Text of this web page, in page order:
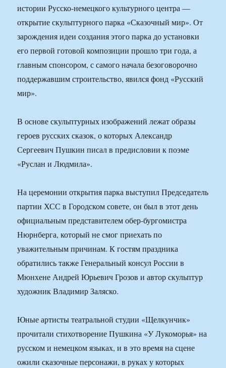
истории Русско-немецкого культурного центра —
открытие скульптурного парка «Сказочный мир». От
зарождения идеи создания этого парка до установки
его первой готовой композиции прошло три года, а
главным спонсором, с самого начала безоговорочно
поддержавшим строительство, явился фонд «Русский
мир».
В основе скульптурных изображений лежат образы
героев русских сказок, о которых Александр
Сергеевич Пушкин писал в предисловии к поэме
«Руслан и Людмила».
На церемонии открытия парка выступил Председатель
партии ХСС в Городском совете, он был в этот день
официальным представителем обер-бургомистра
Нюрнберга, который не смог приехать по
уважительным причинам. К гостям праздника
обратились также Генеральный консул России в
Мюнхене Андрей Юрьевич Грозов и автор скульптур
художник Владимир Заляско.
Юные артисты театральной студии «Щелкунчик»
прочитали стихотворение Пушкина «У Лукоморья» на
русском и немецком языках, и в это время на сцене
ожили сказочные персонажи, в руках у которых